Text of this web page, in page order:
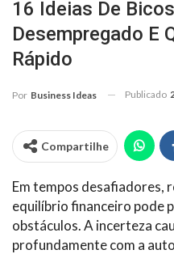
16 Ideias De
Desempregado E
Rápido
Por Business Ideas Publicado
Compartilhe
Em tempos desafiadores,
equilíbrio financeiro pode
obstáculos. A incerteza
profundamente com a